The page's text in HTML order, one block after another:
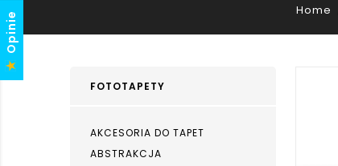
Home
FOTOTAPETY
AKCESORIA DO TAPET
ABSTRAKCJA
Opinie